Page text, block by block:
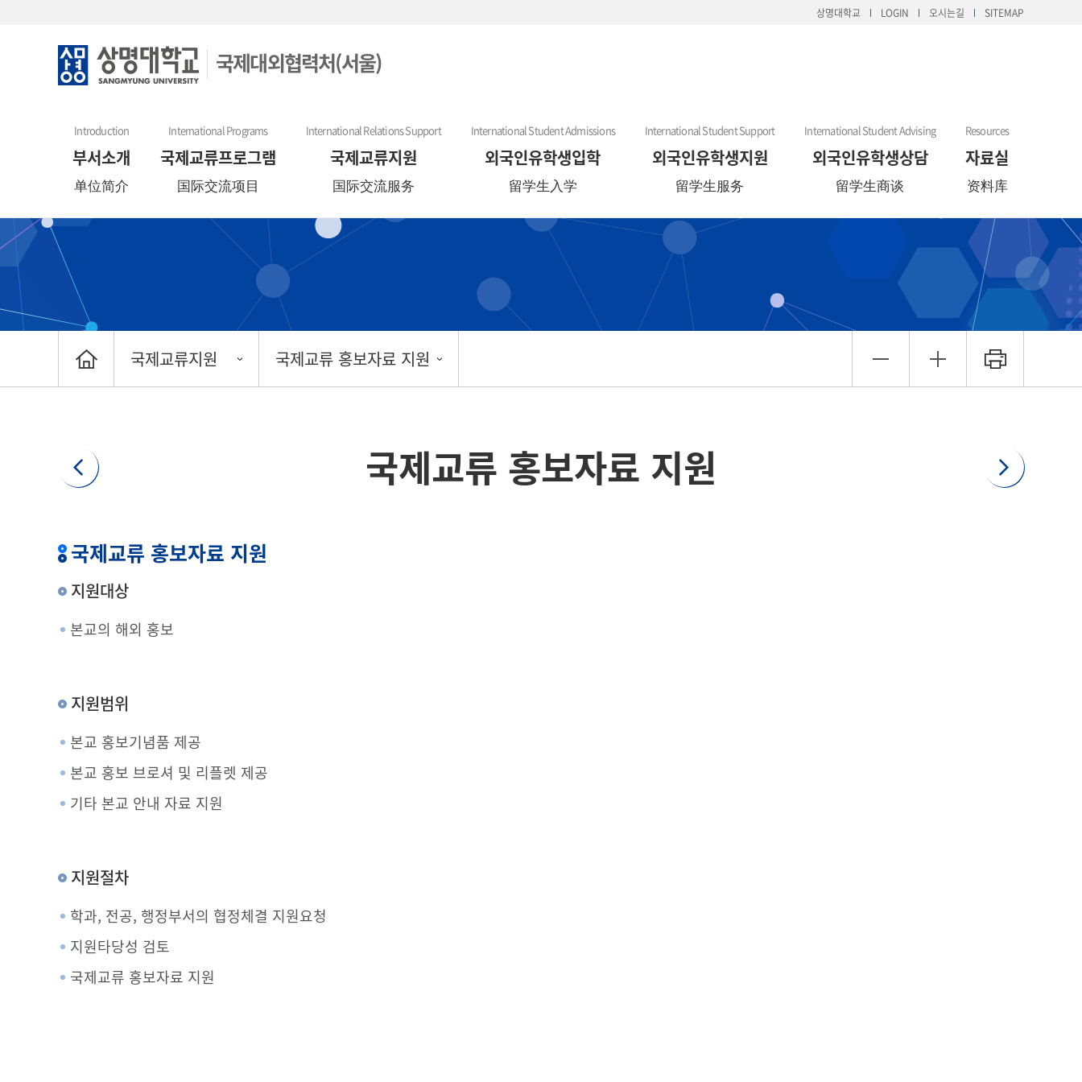
상명대학교 LOGIN 오시는길 SITEMAP
국제대외협력처(서울)
Introduction
부서소개
单位简介
International Programs
국제교류프로그램
国际交流项目
International Relations Support
국제교류지원
国际交流服务
International Student Admissions
외국인유학생입학
留学生入学
International Student Support
외국인유학생지원
留学生服务
International Student Advising
외국인유학생상담
留学生商谈
Resources
자료실
资料库
국제교류지원 국제교류 홍보자료 지원
국제교류 홍보자료 지원
국제교류 홍보자료 지원
지원대상
본교의 해외 홍보
지원범위
본교 홍보기념품 제공
본교 홍보 브로셔 및 리플렛 제공
기타 본교 안내 자료 지원
지원절차
학과, 전공, 행정부서의 협정체결 지원요청
지원타당성 검토
국제교류 홍보자료 지원